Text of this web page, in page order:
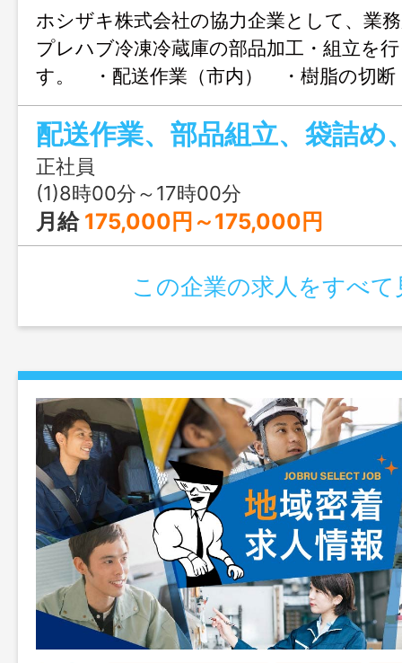
ホシザキ株式会社の協力企業として、業
プレハブ冷凍冷蔵庫の部品加工・組立を
す。 ・配送作業（市内） ・樹脂の切断
付け作業 ＊運搬には４ｔ車を使用し
はなかなか分かり難いと思います。是
して頂きたいです。会社工場見学はいつ
す。 ・変更範囲：会社の定める業
配送作業、部品組立、袋詰め
正社員
(1)8時00分～17時00分
月給 175,000円～175,000円
この企業の求人をすべて